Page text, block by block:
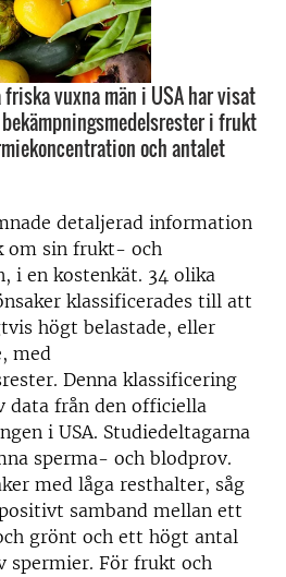
friska vuxna män i USA har visat
i frukt
och antalet
detaljerad information
om sin frukt- och
i en kostenkät. 34 olika
klassificerades till att
högt belastade, eller
med
Denna klassificering
data från den officiella
i USA. Studiedeltagarna
sperma- och blodprov.
med låga resthalter, såg
samband mellan ett
grönt och ett högt antal
spermier. För frukt och